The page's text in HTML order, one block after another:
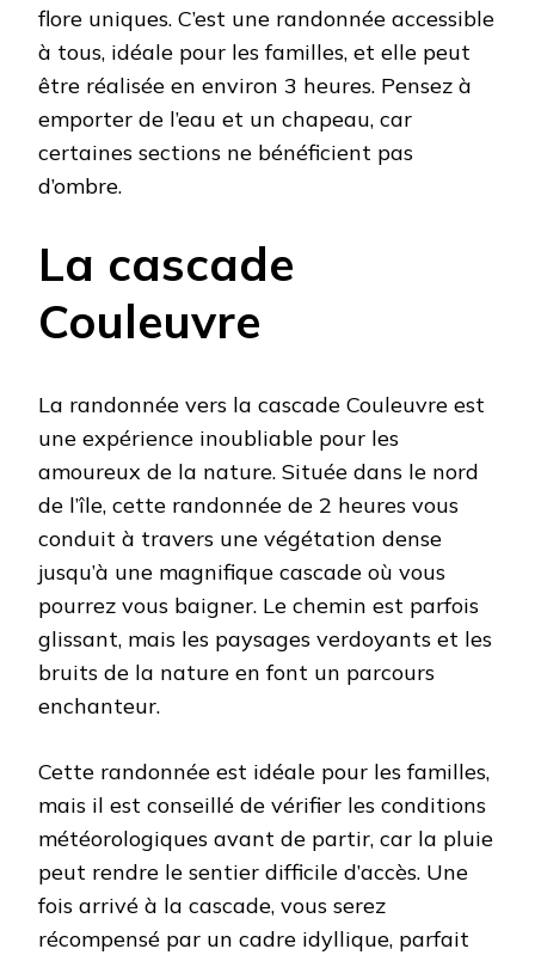
flore uniques. C’est une randonnée accessible
à tous, idéale pour les familles, et elle peut
être réalisée en environ 3 heures. Pensez à
emporter de l’eau et un chapeau, car
certaines sections ne bénéficient pas
d’ombre.
La cascade
Couleuvre
La randonnée vers la cascade Couleuvre est
une expérience inoubliable pour les
amoureux de la nature. Située dans le nord
de l’île, cette randonnée de 2 heures vous
conduit à travers une végétation dense
jusqu’à une magnifique cascade où vous
pourrez vous baigner. Le chemin est parfois
glissant, mais les paysages verdoyants et les
bruits de la nature en font un parcours
enchanteur.
Cette randonnée est idéale pour les familles,
mais il est conseillé de vérifier les conditions
météorologiques avant de partir, car la pluie
peut rendre le sentier difficile d’accès. Une
fois arrivé à la cascade, vous serez
récompensé par un cadre idyllique, parfait